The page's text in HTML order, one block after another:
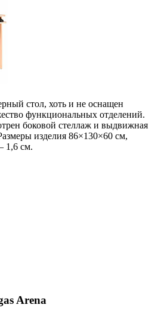
стол, хоть и не оснащен
функциональных отделений.
боковой стеллаж и выдвижная
изделия 86×130×60 см,
1,6 см.
Arena